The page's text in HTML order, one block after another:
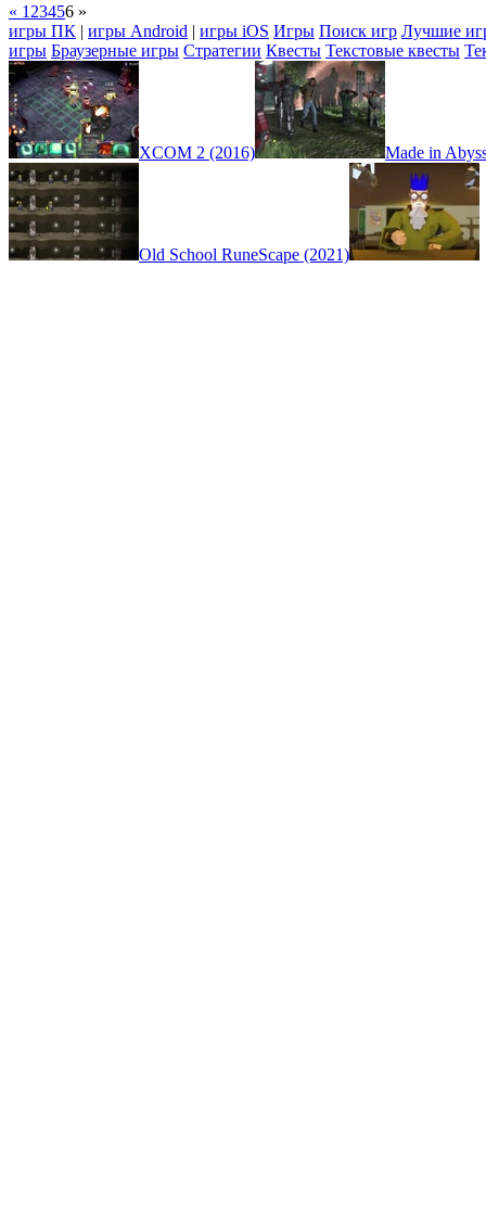
« 1 23456 »
игры ПК | игры Android | игры iOS Игры Поиск игр Лучшие
игры Браузерные игры Стратегии Квесты Текстовые квесты
XCOM 2 (2016) Made in
Old School RuneScape (2021)